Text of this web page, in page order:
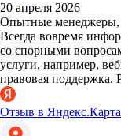
20 апреля 2026
Опытные менеджеры,
Всегда вовремя
со спорными
услуги, например,
правовая поддержка.
Отзыв в